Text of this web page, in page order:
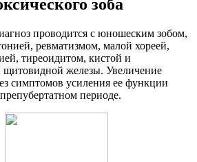
зоба
проводится с юношеским зобом,
ревматизмом, малой хореей,
тиреоидитом, кистой и
щитовидной железы. Увеличение
симптомов усиления ее функции
периоде.